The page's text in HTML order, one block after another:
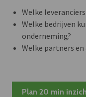
Welke
Welke bedrijven
onderneming?
Welke partners
Plan 20 min